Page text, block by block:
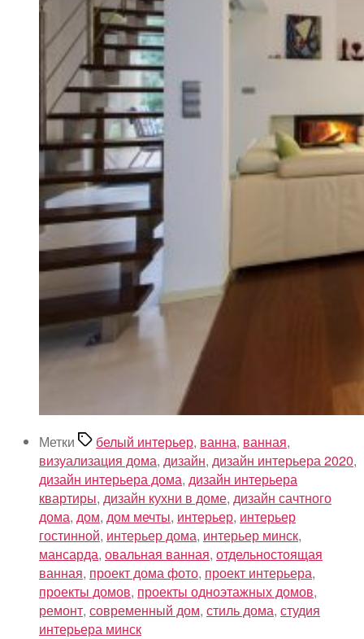
Метки белый интерьер, ванна, ванная,
визуализация дома, дизайн, дизайн интерьера 2020,
дизайн интерьера дома, дизайн интерьера
квартиры, дизайн кухни в доме, дизайн сачтного
дома, дом, дом мечты, интерьер, интерьер
гостинной, интерьер дома, интерьер минск,
мансарда, овальная ванная, отдельностоящая
ванная, проект дома фото, проект интерьера,
проекты домов, проекты одноэтажных домов,
ремонт, современный дом, стиль дома, студия
интерьера минск